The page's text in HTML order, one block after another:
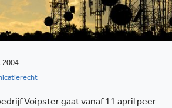
2004
Voipster gaat vanaf 11 april peer-